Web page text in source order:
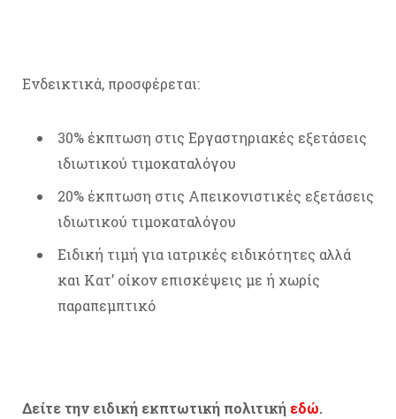
Ενδεικτικά, προσφέρεται:
30% έκπτωση στις Εργαστηριακές εξετάσεις
ιδιωτικού τιμοκαταλόγου
20% έκπτωση στις Απεικονιστικές εξετάσεις
ιδιωτικού τιμοκαταλόγου
Ειδική τιμή για ιατρικές ειδικότητες αλλά
και Κατ’ οίκον επισκέψεις με ή χωρίς
παραπεμπτικό
Δείτε την ειδική εκπτωτική πολιτική εδώ.